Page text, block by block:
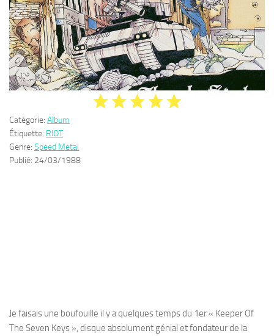
Catégorie: Album
Étiquette: RIOT
Genre: Speed Metal
Publié: 24/03/1988
Je faisais une boufouille il y a quelques temps du 1er « Keeper Of
The Seven Keys », disque absolument génial et fondateur de la